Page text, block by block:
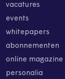
vacatures
events
whitepapers
abonnementen
online magazine
personalia